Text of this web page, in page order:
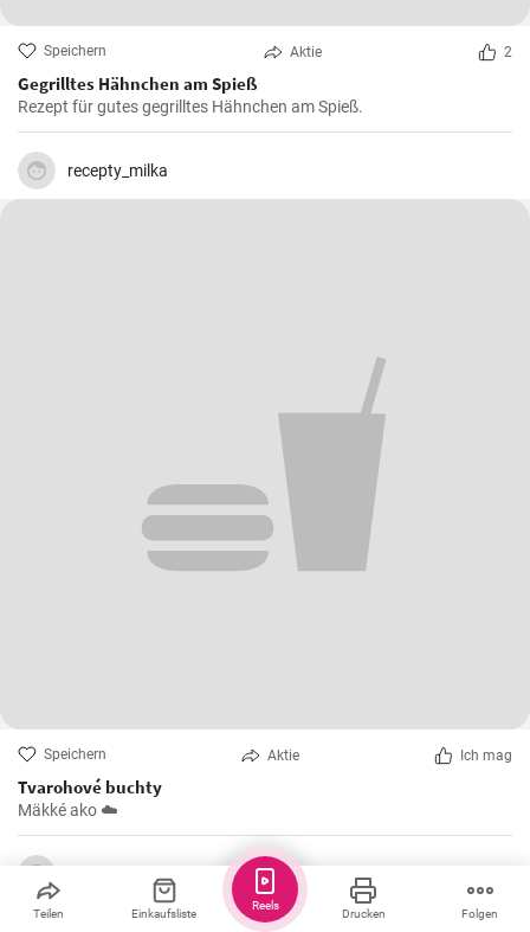
Speichern Aktie 2
Gegrilltes Hähnchen am Spieß
Rezept für gutes gegrilltes Hähnchen am Spieß.
recepty_milka
Speichern Aktie Ich mag
Tvarohové buchty
Mäkké ako ☁️
Teilen Einkaufsliste Drucken Folgen
Reels